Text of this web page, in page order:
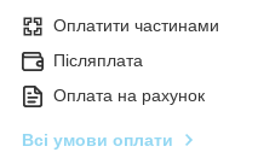
Оплатити частинами
Післяплата
Оплата на рахунок
Всі умови оплати